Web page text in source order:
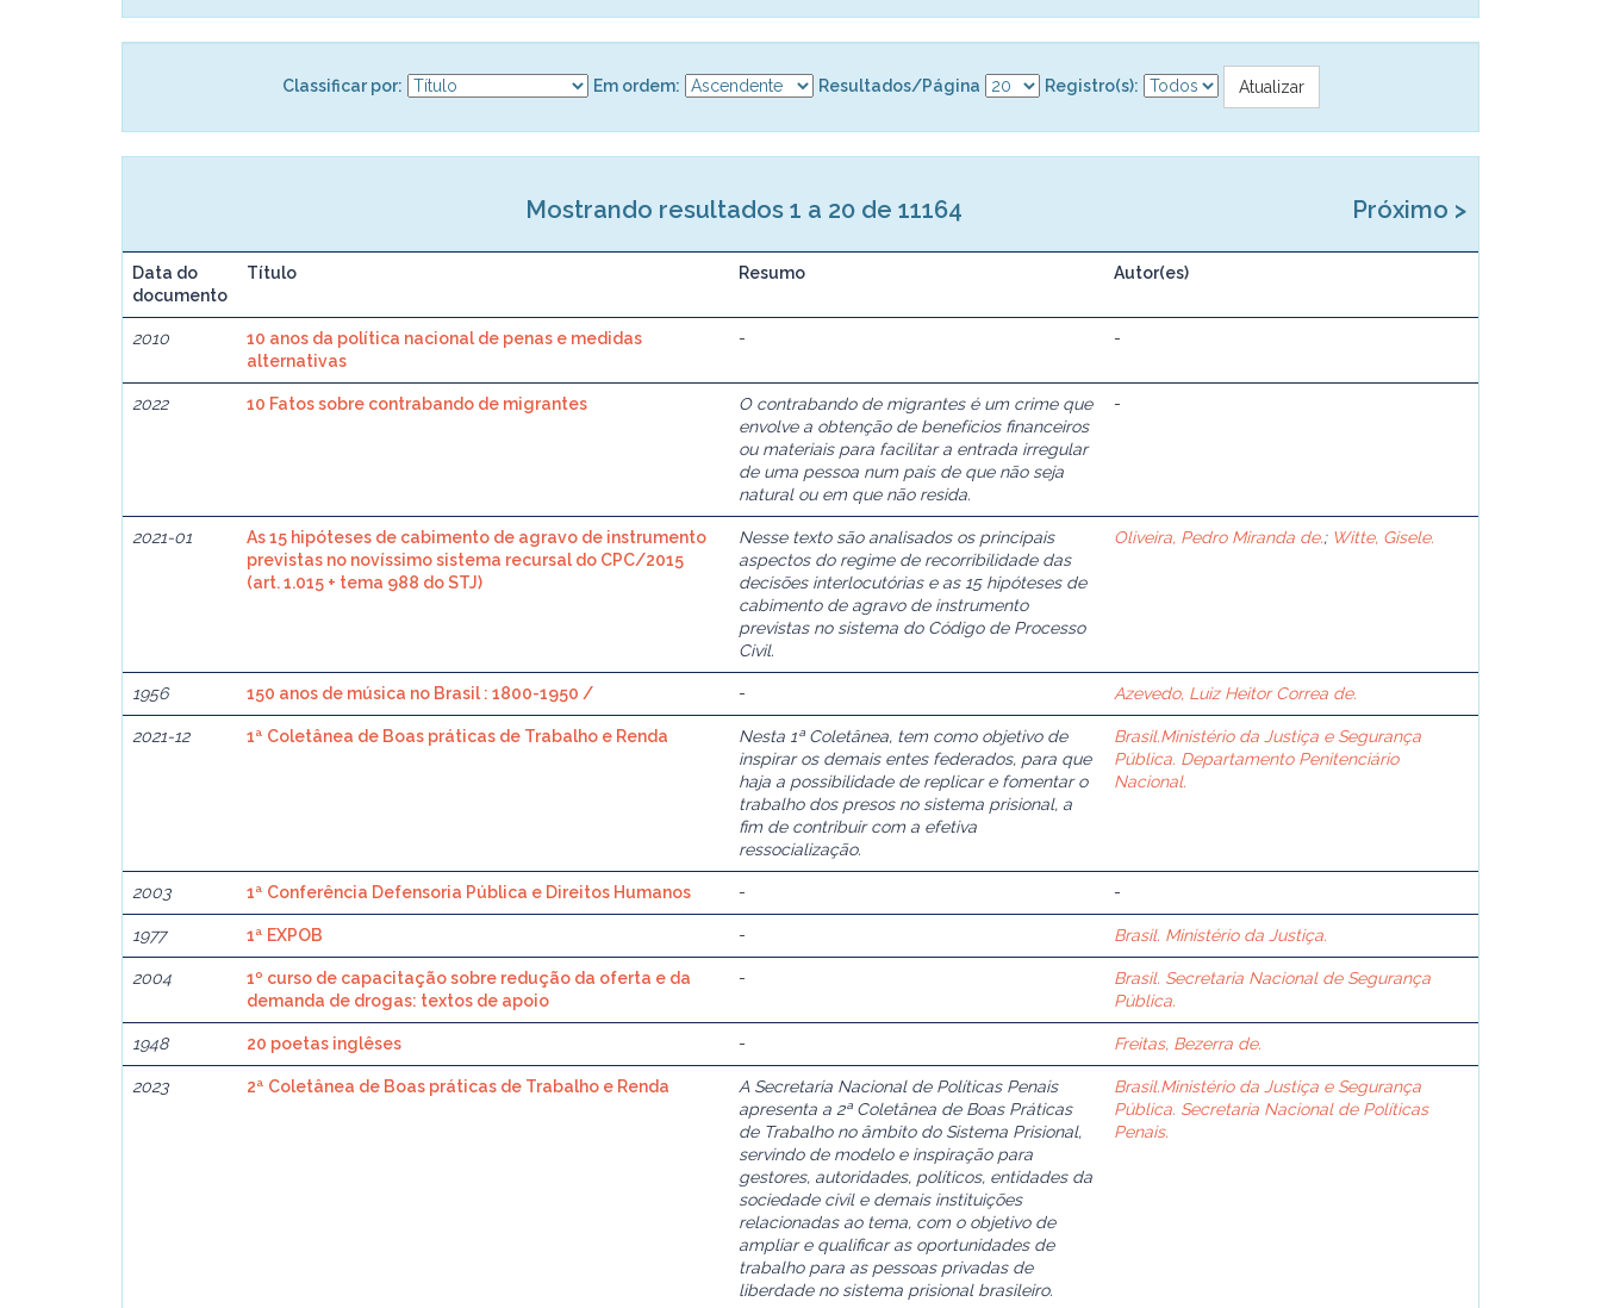
Classificar por: Em ordem: Resultados/Página Registro(s):
Mostrando resultados 1 a 20 de 11164 Próximo >
Data do
documento
Título Resumo Autor(es)
2010
10 anos da política nacional de penas e medidas
alternativas
- -
2022 10 Fatos sobre contrabando de migrantes
O contrabando de migrantes é um crime que
envolve a obtenção de benefícios financeiros
ou materiais para facilitar a entrada irregular
de uma pessoa num país de que não seja
natural ou em que não resida.
-
2021-01
As 15 hipóteses de cabimento de agravo de instrumento
previstas no novíssimo sistema recursal do CPC/2015
(art. 1.015 + tema 988 do STJ)
Nesse texto são analisados os principais
aspectos do regime de recorribilidade das
decisões interlocutórias e as 15 hipóteses de
cabimento de agravo de instrumento
previstas no sistema do Código de Processo
Civil.
Oliveira, Pedro Miranda de.; Witte, Gisele.
1956 150 anos de música no Brasil : 1800-1950 / - Azevedo, Luiz Heitor Correa de.
2021-12 1ª Coletânea de Boas práticas de Trabalho e Renda
Nesta 1ª Coletânea, tem como objetivo de
inspirar os demais entes federados, para que
haja a possibilidade de replicar e fomentar o
trabalho dos presos no sistema prisional, a
fim de contribuir com a efetiva
ressocialização.
Brasil.Ministério da Justiça e Segurança
Pública. Departamento Penitenciário
Nacional.
2003 1ª Conferência Defensoria Pública e Direitos Humanos - -
1977 1ª EXPOB - Brasil. Ministério da Justiça.
2004
1º curso de capacitação sobre redução da oferta e da
demanda de drogas: textos de apoio
-
Brasil. Secretaria Nacional de Segurança
Pública.
1948 20 poetas inglêses - Freitas, Bezerra de.
2023 2ª Coletânea de Boas práticas de Trabalho e Renda
A Secretaria Nacional de Políticas Penais
apresenta a 2ª Coletânea de Boas Práticas
de Trabalho no âmbito do Sistema Prisional,
servindo de modelo e inspiração para
gestores, autoridades, políticos, entidades da
sociedade civil e demais instituições
relacionadas ao tema, com o objetivo de
ampliar e qualificar as oportunidades de
trabalho para as pessoas privadas de
liberdade no sistema prisional brasileiro.
Brasil.Ministério da Justiça e Segurança
Pública. Secretaria Nacional de Políticas
Penais.